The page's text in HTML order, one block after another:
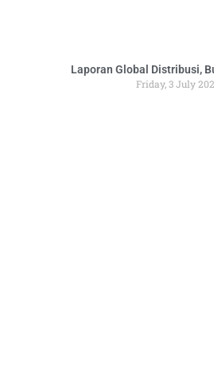
Laporan Global Distribusi,
Friday, 3 July